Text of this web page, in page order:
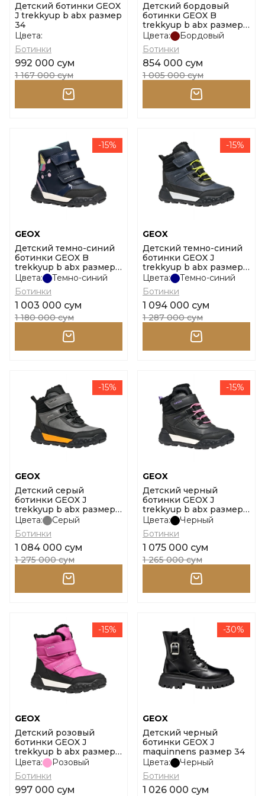
Детский ботинки GEOX
J trekkyup b abx размер
34
Цвета:
Ботинки
992 000 сум
1 167 000 сум
Детский бордовый
ботинки GEOX B
trekkyup b abx размер
25
Цвета:
Бордовый
Ботинки
854 000 сум
1 005 000 сум
-15%
GEOX
Детский темно-синий
ботинки GEOX B
trekkyup b abx размер
23
Цвета:
Темно-синий
Ботинки
1 003 000 сум
1 180 000 сум
-15%
GEOX
Детский темно-синий
ботинки GEOX J
trekkyup b abx размер
31
Цвета:
Темно-синий
Ботинки
1 094 000 сум
1 287 000 сум
-15%
GEOX
Детский серый
ботинки GEOX J
trekkyup b abx размер
31
Цвета:
Серый
Ботинки
1 084 000 сум
1 275 000 сум
-15%
GEOX
Детский черный
ботинки GEOX J
trekkyup b abx размер
30
Цвета:
Черный
Ботинки
1 075 000 сум
1 265 000 сум
-15%
GEOX
Детский розовый
ботинки GEOX J
trekkyup b abx размер
30
Цвета:
Розовый
Ботинки
997 000 сум
-30%
GEOX
Детский черный
ботинки GEOX J
maquinnens размер 34
Цвета:
Черный
Ботинки
1 026 000 сум